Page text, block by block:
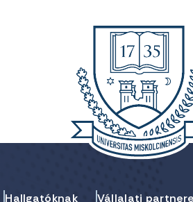
Hallgatóknak Vállalati